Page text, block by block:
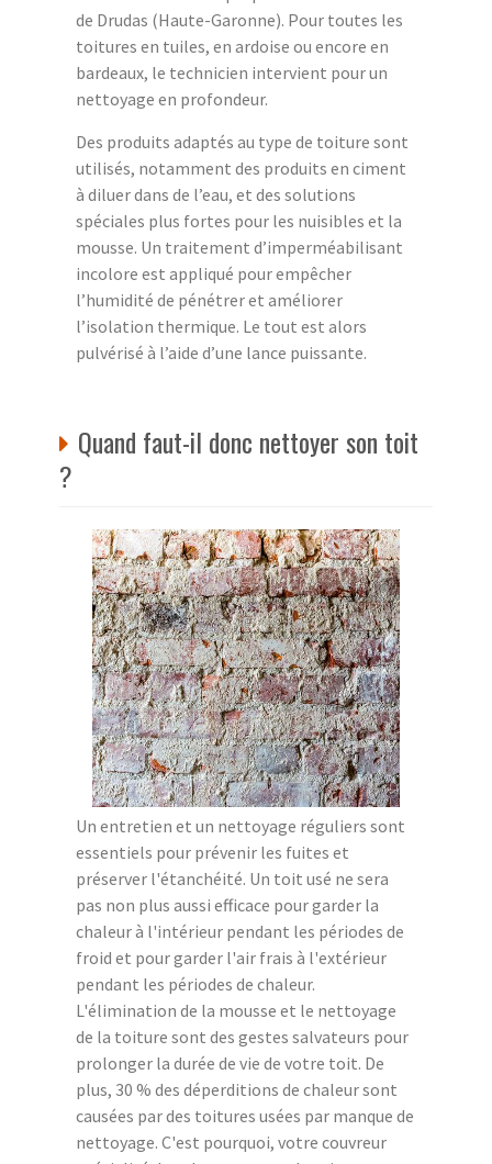
de Drudas (Haute-Garonne). Pour toutes les
toitures en tuiles, en ardoise ou encore en
bardeaux, le technicien intervient pour un
nettoyage en profondeur.
Des produits adaptés au type de toiture sont
utilisés, notamment des produits en ciment
à diluer dans de l’eau, et des solutions
spéciales plus fortes pour les nuisibles et la
mousse. Un traitement d’imperméabilisant
incolore est appliqué pour empêcher
l’humidité de pénétrer et améliorer
l’isolation thermique. Le tout est alors
pulvérisé à l’aide d’une lance puissante.
Quand faut-il donc nettoyer son toit
?
Un entretien et un nettoyage réguliers sont
essentiels pour prévenir les fuites et
préserver l'étanchéité. Un toit usé ne sera
pas non plus aussi efficace pour garder la
chaleur à l'intérieur pendant les périodes de
froid et pour garder l'air frais à l'extérieur
pendant les périodes de chaleur.
L'élimination de la mousse et le nettoyage
de la toiture sont des gestes salvateurs pour
prolonger la durée de vie de votre toit. De
plus, 30 % des déperditions de chaleur sont
causées par des toitures usées par manque de
nettoyage. C'est pourquoi, votre couvreur